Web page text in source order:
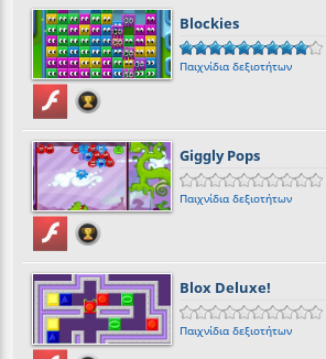
Blockies
Παιχνίδια δεξιοτήτων
Giggly Pops
Παιχνίδια δεξιοτήτων
Blox Deluxe!
Παιχνίδια δεξιοτήτων